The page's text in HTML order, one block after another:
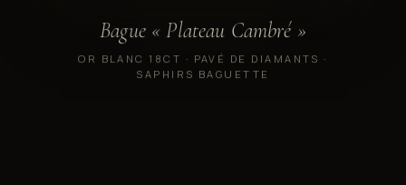
Bague « Plateau Cambré »
OR BLANC 18CT · PAVÉ DE DIAMANTS ·
SAPHIRS BAGUETTE